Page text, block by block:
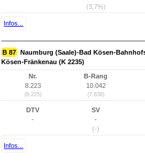
(3,7%)
Infos...
B 87 Naumburg (Saale)-Bad Kösen-
Kösen-Fränkenau (K 2235)
Nr.
8.223
(8.225)
B-Rang
10.042
(7.638)
DTV
-
SV
-
(-)
Infos...